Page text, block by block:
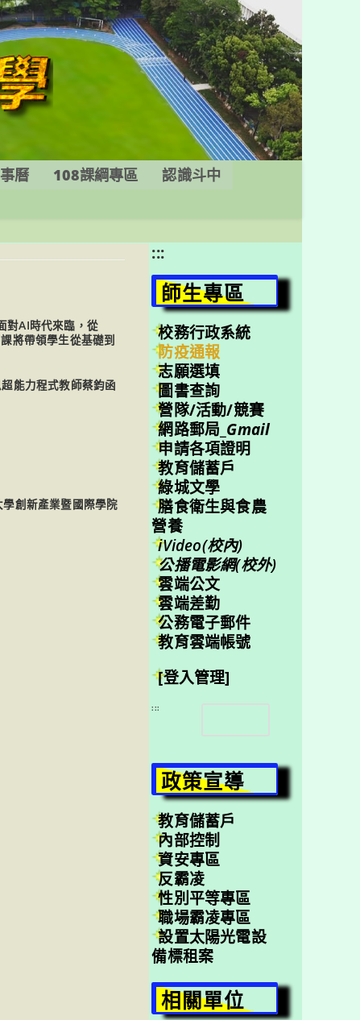
曆 108課綱專區
認識斗中
對AI時代來臨，從
將帶領學生從基礎到
能力程式教師蔡鈞函
創新產業暨國際學院
:::
師生專區
校務行政系統
防疫通報
志願選填
圖書查詢
營隊/活動/競賽
網路郵局_ Gmail
申請各項證明
教育儲蓄戶
綠城文學
膳食衛生與食農
營養
iVideo(校內)
公播電影網(校外)
雲端公文
雲端差勤
公務電子郵件
教育雲端帳號
[登入管理]
:::
搜
尋
政策宣導
教育儲蓄戶
內部控制
資安專區
反霸凌
性別平等專區
職場霸凌專區
設置太陽光電設
備標租案
相關單位